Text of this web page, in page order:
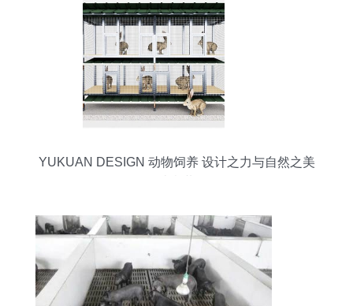
YUKUAN DESIGN 动物饲养 设计之力与自然之美